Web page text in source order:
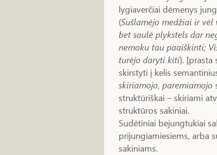
lygiaverčiai dėmenys
(Sušlamėjo medžiai ir
bet saulė plykstels dar
nemoku tau paaiškinti;
turėjo daryti kiti). Įprasta
skirstyti į kelis
skiriamojo, paremiamojo
struktūriškai – skiriami
struktūros sakiniai.
Sudėtiniai bejungtukiai
prijungiamiesiems, arba
sakiniams.